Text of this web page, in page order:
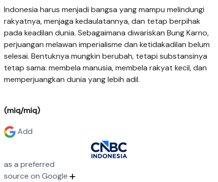
Indonesia harus menjadi bangsa yang mampu melindungi
rakyatnya, menjaga kedaulatannya, dan tetap berpihak
pada keadilan dunia. Sebagaimana diwariskan Bung Karno,
perjuangan melawan imperialisme dan ketidakadilan belum
selesai. Bentuknya mungkin berubah, tetapi substansinya
tetap sama: membela manusia, membela rakyat kecil, dan
memperjuangkan dunia yang lebih adil.
(miq/miq)
Add
as a preferred
source on Google